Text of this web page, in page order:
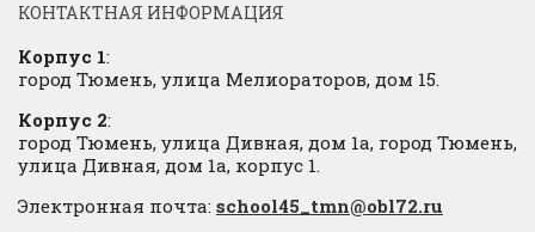
КОНТАКТНАЯ ИНФОРМАЦИЯ
Корпус 1:
город Тюмень, улица Мелиораторов, дом 15.
Корпус 2:
город Тюмень, улица Дивная, дом 1а, город Тюмень,
улица Дивная, дом 1а, корпус 1.
Электронная почта: school45_tmn@obl72.ru